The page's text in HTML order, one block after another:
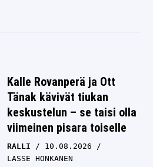
Kalle Rovanperä ja Ott
Tänak kävivät tiukan
keskustelun – se taisi olla
viimeinen pisara toiselle
RALLI
10.08.2026
LASSE HONKANEN